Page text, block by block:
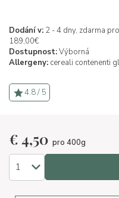
Dodání v: 2 - 4 dny, zdarma
189,00€
Dostupnost:Výborná
Allergeny: cereali contenenti
4.8 / 5
€4,50 pro 400g